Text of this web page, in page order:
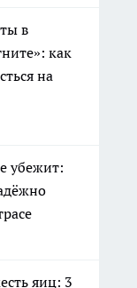
в
как
на
убежит:
яиц: 3